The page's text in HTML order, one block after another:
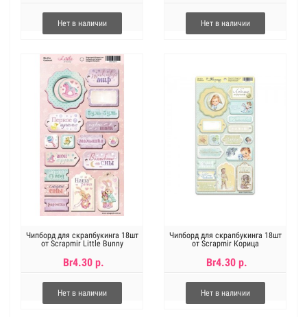
Нет в наличии Нет в наличии
Чипборд для скрапбукинга 18шт
от Scrapmir Little Bunny
Br4.30 р.
Нет в наличии
Чипборд для скрапбукинга 18шт
от Scrapmir Корица
Br4.30 р.
Нет в наличии